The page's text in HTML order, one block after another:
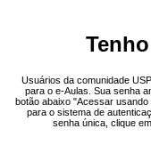
Usuários da comunidade
para o e-Aulas. Sua senha
botão abaixo "Acessar
para o sistema de
senha única, clique